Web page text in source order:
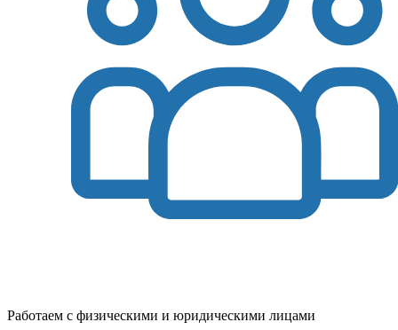
Работаем с физическими и юридическими лицами